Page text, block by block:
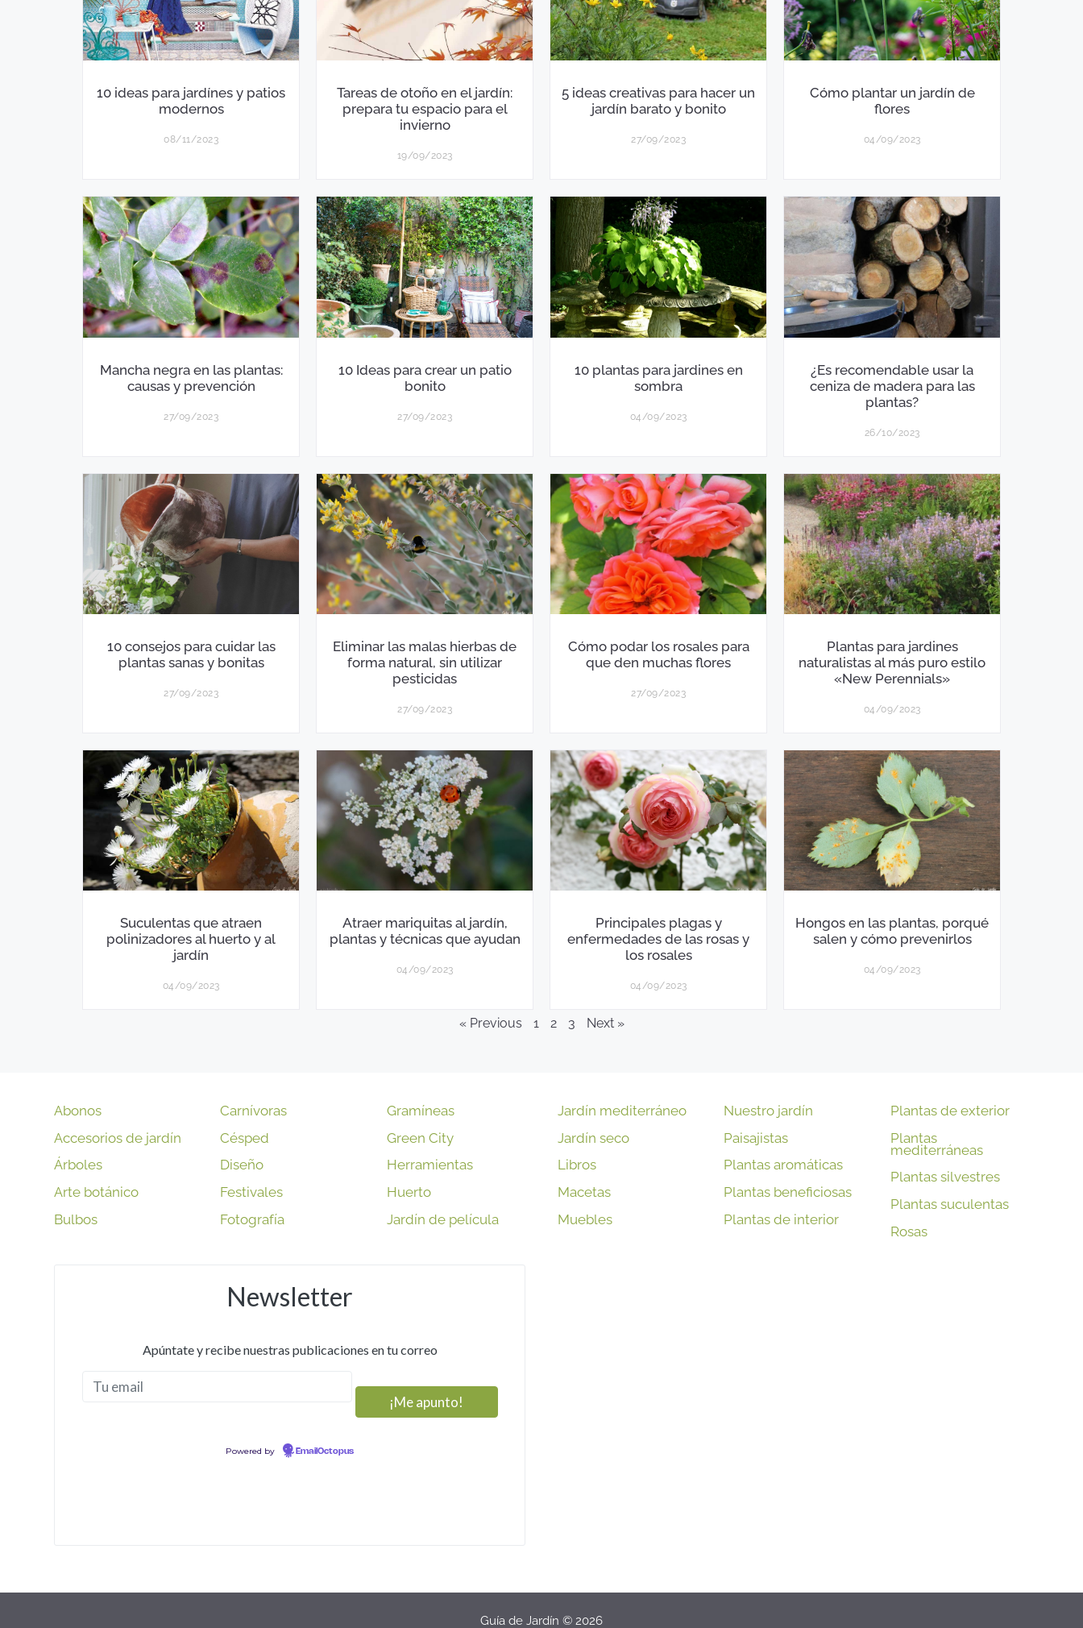
10 ideas para jardínes y patios
modernos
08/11/2023
Tareas de otoño en el jardín:
prepara tu espacio para el
invierno
19/09/2023
5 ideas creativas para hacer un
jardín barato y bonito
27/09/2023
Cómo plantar un jardín de
flores
04/09/2023
Mancha negra en las plantas:
causas y prevención
27/09/2023
10 Ideas para crear un patio
bonito
27/09/2023
10 plantas para jardines en
sombra
04/09/2023
¿Es recomendable usar la
ceniza de madera para las
plantas?
26/10/2023
10 consejos para cuidar las
plantas sanas y bonitas
27/09/2023
Eliminar las malas hierbas de
forma natural, sin utilizar
pesticidas
27/09/2023
Cómo podar los rosales para
que den muchas flores
27/09/2023
Plantas para jardines
naturalistas al más puro estilo
«New Perennials»
04/09/2023
Suculentas que atraen
polinizadores al huerto y al
jardín
04/09/2023
Atraer mariquitas al jardín,
plantas y técnicas que ayudan
04/09/2023
Principales plagas y
enfermedades de las rosas y
los rosales
04/09/2023
Hongos en las plantas, porqué
salen y cómo prevenirlos
04/09/2023
« Previous 1 2 3 Next »
Abonos
Accesorios de jardín
Árboles
Arte botánico
Bulbos
Carnívoras
Césped
Diseño
Festivales
Fotografía
Gramíneas
Green City
Herramientas
Huerto
Jardín de película
Newsletter
Apúntate y recibe nuestras publicaciones en tu correo
Powered by EmailOctopus
Jardín mediterráneo
Jardín seco
Libros
Macetas
Muebles
Nuestro jardín
Paisajistas
Plantas aromáticas
Plantas beneficiosas
Plantas de interior
Plantas de exterior
Plantas
mediterráneas
Plantas silvestres
Plantas suculentas
Rosas
Guía de Jardín © 2026